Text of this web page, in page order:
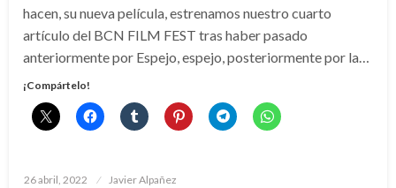
hacen, su nueva película, estrenamos nuestro cuarto
artículo del BCN FILM FEST tras haber pasado
anteriormente por Espejo, espejo, posteriormente por la…
¡Compártelo!
Publicado
26 abril, 2022 Javier Alpañez